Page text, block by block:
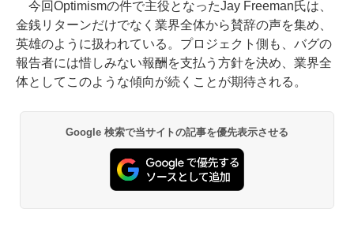
今回Optimismの件で主役となったJay Freeman氏は、
金銭リターンだけでなく業界全体から賛辞の声を集め、
英雄のように扱われている。プロジェクト側も、バグの
報告者には惜しみない報酬を支払う方針を決め、業界全
体としてこのような傾向が続くことが期待される。
Google 検索で当サイトの記事を優先表示させる